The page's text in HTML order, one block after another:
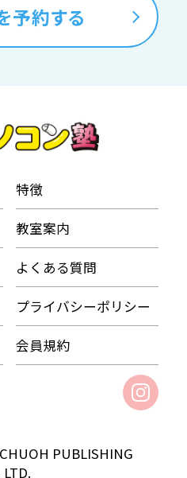
予約する
特徴
教室案内
よくある質問
プライバシーポリシー
会員規約
PUBLISHING
LTD.